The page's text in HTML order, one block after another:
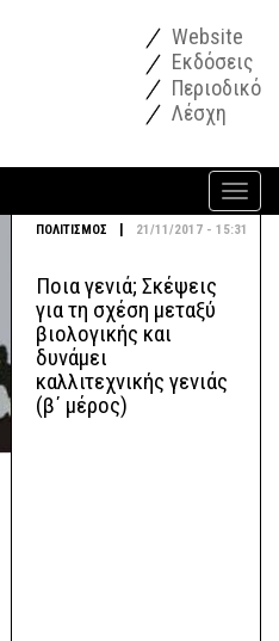
Website
Εκδόσεις
Περιοδικό
Λέσχη
Toggle
ΠΟΛΙΤΙΣΜΟΣ 21/11/2017 - 15:31
Ποια γενιά; Σκέψεις
για τη σχέση μεταξύ
βιολογικής και
δυνάμει
καλλιτεχνικής γενιάς
(β΄ μέρος)